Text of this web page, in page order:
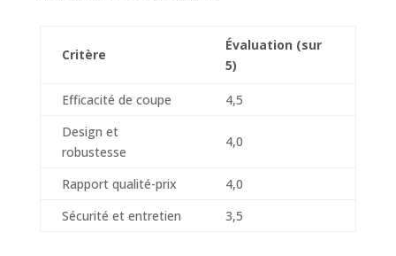
et sécurité : notre
trancheuse à
comprend un
avec des pointes
antidérapants,
assurant un
Critère
Évaluation (sur
5)
Efficacité de coupe
4,5
Design et
robustesse
4,0
Rapport qualité-prix
4,0
Sécurité et entretien
3,5